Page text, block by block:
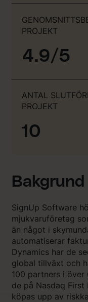
PROJEKT
4.9/5
ANTAL
PROJEKT
10
Bakgrund
SignUp Software
mjukvaruföretag
än något i
automatiserar
Dynamics har de
global tillväxt och
100 partners i över
de på Nasdaq
köpas upp av